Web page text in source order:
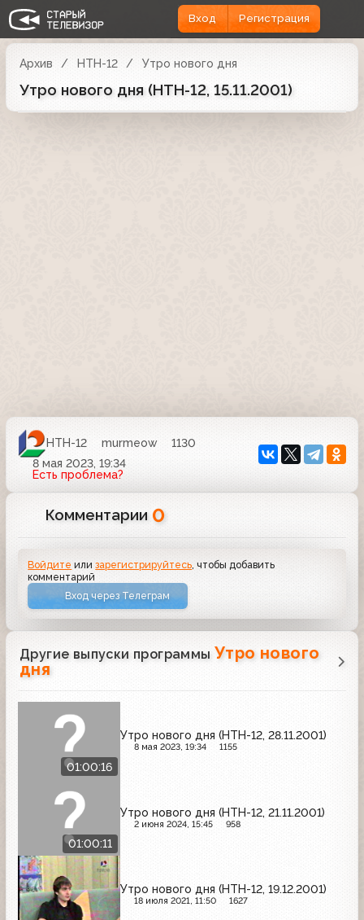
Вход Регистрация
Архив НТН-12 Утро нового дня
Утро нового дня (НТН-12, 15.11.2001)
НТН-12 murmeow
1130
8 мая 2023, 19:34
Есть проблема?
Комментарии 0
Войдите илизарегистрируйтесь , чтобы добавить
комментарий
Вход через Телеграм
Другие выпуски программы Утро нового
дня
01:00:16
Утро нового дня (НТН-12, 28.11.2001)
8 мая 2023, 19:34 1155
01:00:11
Утро нового дня (НТН-12, 21.11.2001)
2 июня 2024, 15:45 958
Утро нового дня (НТН-12, 19.12.2001)
18 июля 2021, 11:50 1627